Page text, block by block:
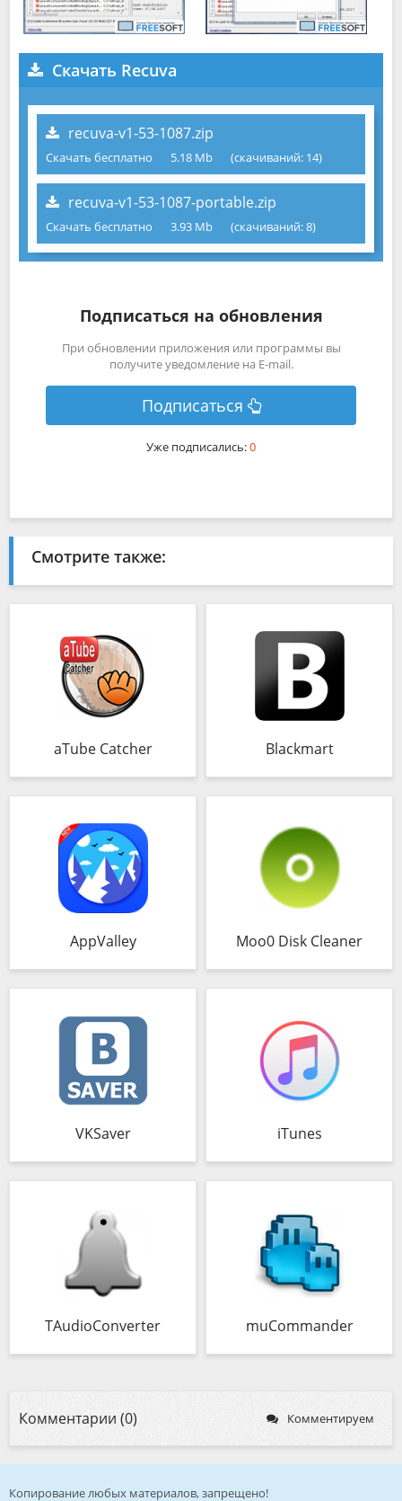
Скачать Recuva
recuva-v1-53-1087.zip
Скачать бесплатно 5.18 Mb (cкачиваний: 14)
recuva-v1-53-1087-portable.zip
Скачать бесплатно 3.93 Mb (cкачиваний: 8)
Подписаться на обновления
При обновлении приложения или программы вы
получите уведомление на E-mail.
Подписаться
Уже подписались:0
Смотрите также:
aTube Catcher Blackmart
AppValley Moo0 Disk Cleaner
VKSaver iTunes
TAudioConverter muCommander
Комментарии (0) Комментируем
Копирование любых материалов, запрещено!